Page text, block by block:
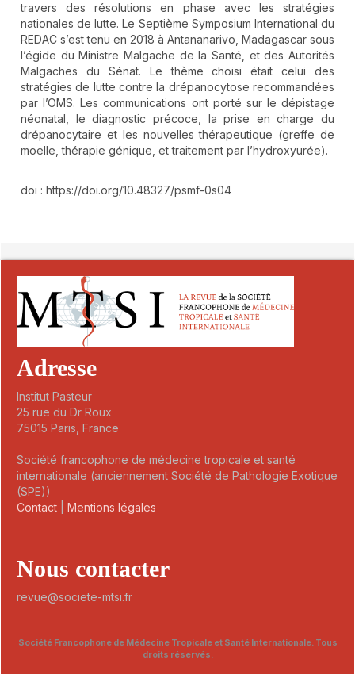
travers des résolutions en phase avec les stratégies
nationales de lutte. Le Septième Symposium International du
REDAC s’est tenu en 2018 à Antananarivo, Madagascar sous
l’égide du Ministre Malgache de la Santé, et des Autorités
Malgaches du Sénat. Le thème choisi était celui des
stratégies de lutte contre la drépanocytose recommandées
par l’OMS. Les communications ont porté sur le dépistage
néonatal, le diagnostic précoce, la prise en charge du
drépanocytaire et les nouvelles thérapeutique (greffe de
moelle, thérapie génique, et traitement par l’hydroxyurée).
doi : https://doi.org/10.48327/psmf-0s04
Adresse
Institut Pasteur
25 rue du Dr Roux
75015 Paris, France
Société francophone de médecine tropicale et santé
internationale (anciennement Société de Pathologie Exotique
(SPE))
Contact
Mentions légales
Nous contacter
revue@societe-mtsi.fr
Société Francophone de Médecine Tropicale et Santé Internationale. Tous
droits réservés.